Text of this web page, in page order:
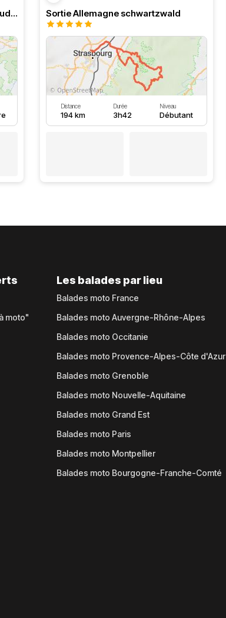
Boucle Gambsheim - Achern - Freudenstadt - Triberg Sortie Allemagne schwartzwald
Distance
194 km
Durée
3h42
Niveau
Débutant
moto"
Les balades par lieu
Balades moto France
Balades moto Auvergne-Rhône-Alpes
Balades moto Occitanie
Balades moto Provence-Alpes-Côte d'Azur
Balades moto Grenoble
Balades moto Nouvelle-Aquitaine
Balades moto Grand Est
Balades moto Paris
Balades moto Montpellier
Balades moto Bourgogne-Franche-Comté